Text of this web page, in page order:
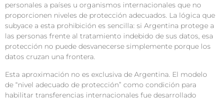
personales a países u organismos internacionales que no
proporcionen niveles de protección adecuados. La lógica que
subyace a esta prohibición es sencilla: si Argentina protege a
las personas frente al tratamiento indebido de sus datos, esa
protección no puede desvanecerse simplemente porque los
datos cruzan una frontera.
Esta aproximación no es exclusiva de Argentina. El modelo
de “nivel adecuado de protección” como condición para
habilitar transferencias internacionales fue desarrollado